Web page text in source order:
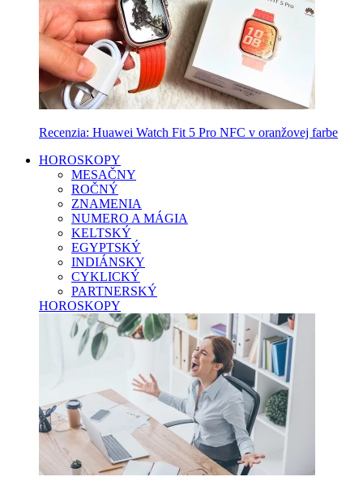
Recenzia: Huawei Watch Fit 5 Pro NFC v oranžovej farbe
HOROSKOPY
MESAČNY
ROČNÝ
ZNAMENIA
NUMERO A MÁGIA
KELTSKÝ
EGYPTSKÝ
INDIÁNSKY
CYKLICKÝ
PARTNERSKÝ
HOROSKOPY